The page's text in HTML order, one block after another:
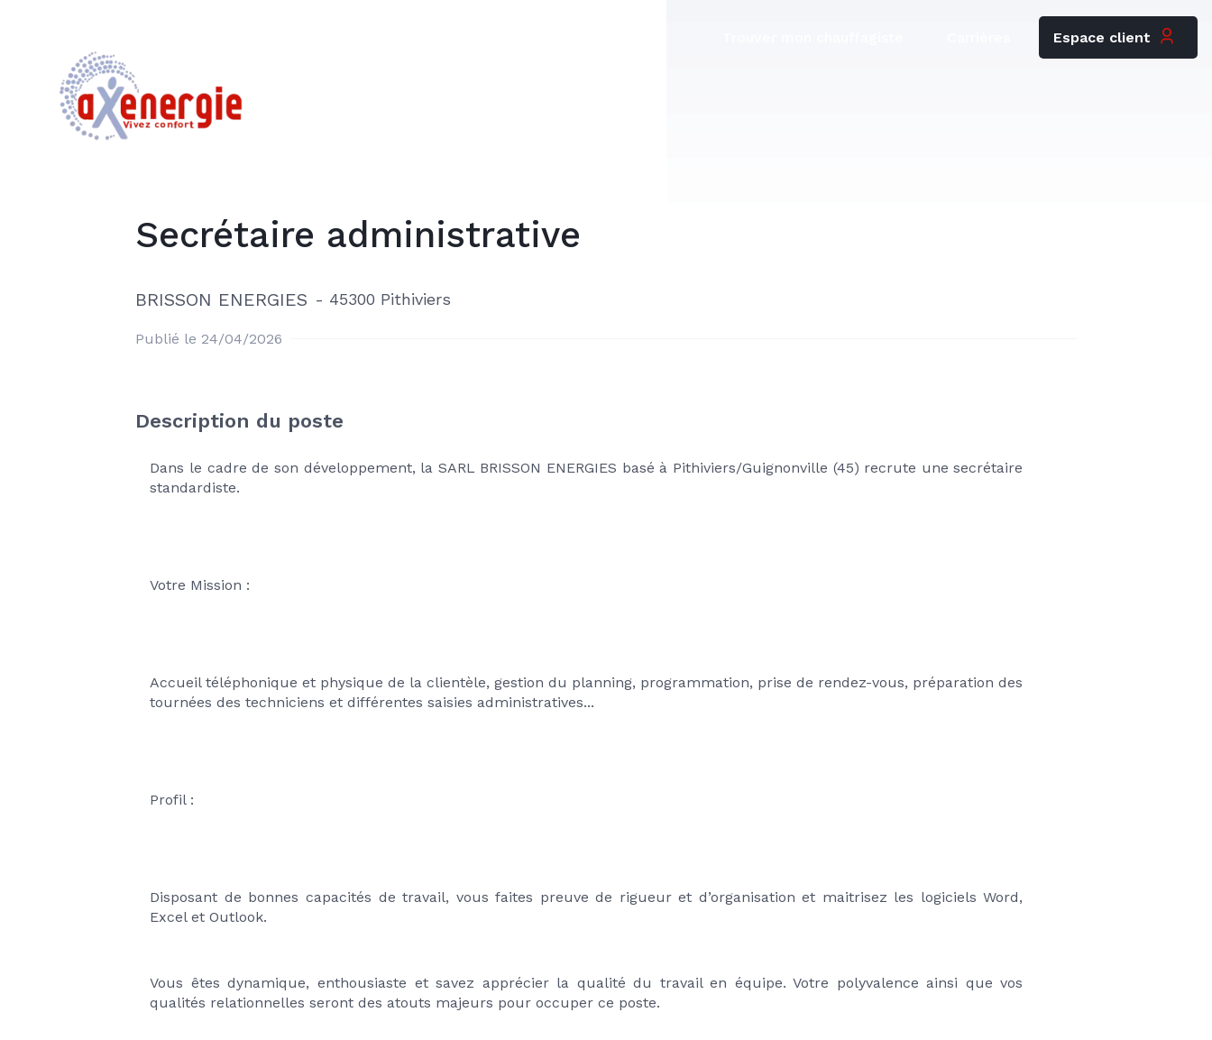
Espace client
Secrétaire administrative
BRISSON ENERGIES - 45300 Pithiviers
Publié le 24/04/2026
Description du poste
Dans le cadre de son développement, la SARL BRISSON ENERGIES basé à Pithiviers/Guignonville (45) recrute une secrétaire
standardiste.
Votre Mission :
Accueil téléphonique et physique de la clientèle, gestion du planning, programmation, prise de rendez-vous, préparation des
tournées des techniciens et différentes saisies administratives...
Profil :
Disposant de bonnes capacités de travail, vous faites preuve de rigueur et d’organisation et maitrisez les logiciels Word,
Excel et Outlook.
Vous êtes dynamique, enthousiaste et savez apprécier la qualité du travail en équipe. Votre polyvalence ainsi que vos
qualités relationnelles seront des atouts majeurs pour occuper ce poste.